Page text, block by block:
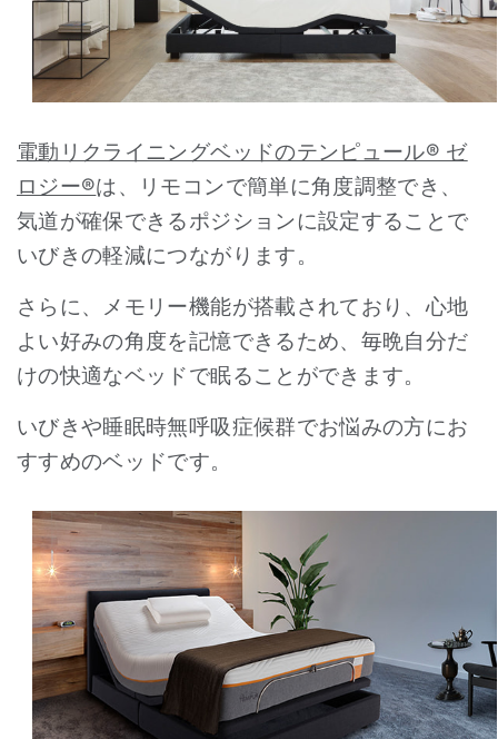
電動リクライニングベッドのテンピュール® ゼ
ロジー®は、リモコンで簡単に角度調整でき、
気道が確保できるポジションに設定することで
いびきの軽減につながります。
さらに、メモリー機能が搭載されており、心地
よい好みの角度を記憶できるため、毎晩自分だ
けの快適なベッドで眠ることができます。
いびきや睡眠時無呼吸症候群でお悩みの方にお
すすめのベッドです。